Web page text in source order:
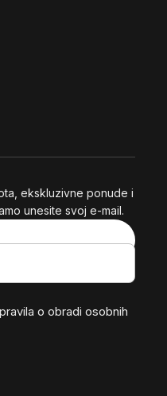
ekskluzivne ponude i
unesite svoj e-mail.
pravila o obradi osobnih